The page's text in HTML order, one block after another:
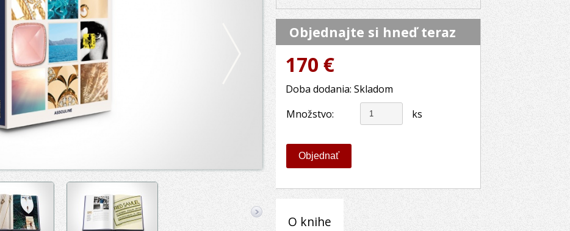
Objednajte si hneď teraz
170 €
Doba dodania: Skladom
Množstvo:
ks
O knihe